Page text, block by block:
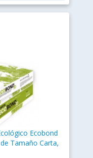
Ecobond
Tamaño Carta,